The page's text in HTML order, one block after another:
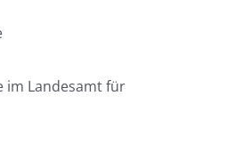
im Landesamt für